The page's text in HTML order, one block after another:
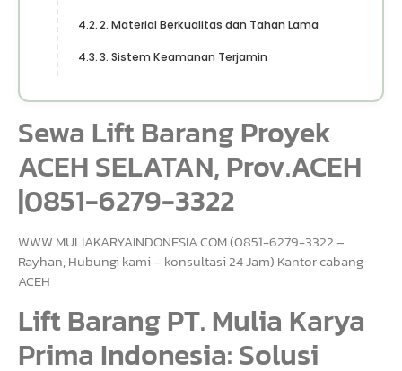
2. Material Berkualitas dan Tahan Lama
3. Sistem Keamanan Terjamin
Sewa Lift Barang Proyek
ACEH SELATAN, Prov.ACEH
|0851-6279-3322
WWW.MULIAKARYAINDONESIA.COM (0851-6279-3322 –
Rayhan, Hubungi kami – konsultasi 24 Jam) Kantor cabang
ACEH
Lift Barang PT. Mulia Karya
Prima Indonesia: Solusi